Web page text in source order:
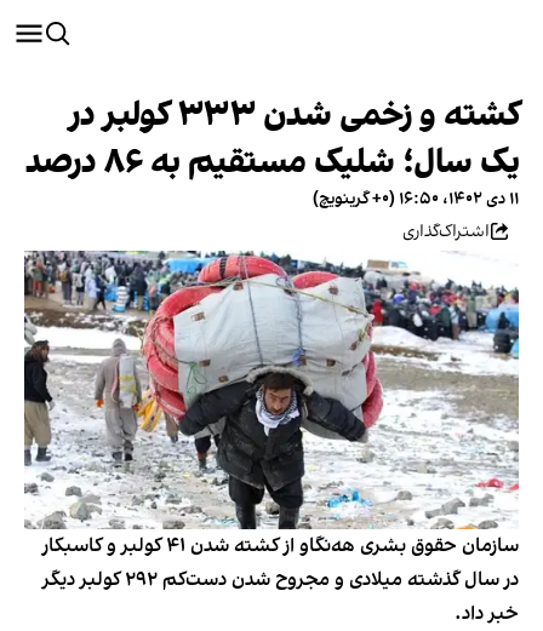
کشته و زخمی شدن ۳۳۳ کولبر در
یک‌ سال؛ شلیک مستقیم به ۸۶ درصد
۱۱ دی ۱۴۰۲، ۱۶:۵۰ (‎+۰ گرینویچ)
اشتراک‌گذاری
سازمان حقوق بشری هه‌نگاو از کشته شدن ۴۱ کولبر و کاسبکار
در سال گذشته میلادی و مجروح شدن دست‌کم ٢٩٢ کولبر دیگر
خبر داد.